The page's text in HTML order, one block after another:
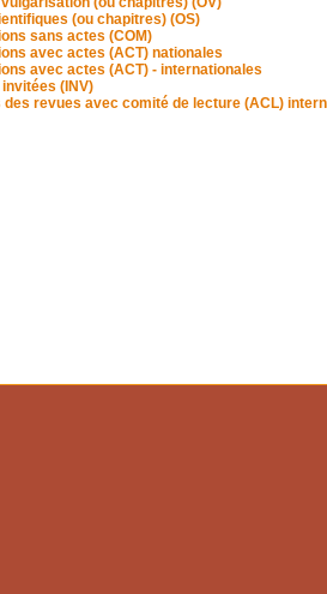
(ou chapitres) (OS)
sans actes (COM)
avec actes (ACT) nationales
avec actes (ACT) - internationales
(INV)
revues avec comité de lecture (ACL)